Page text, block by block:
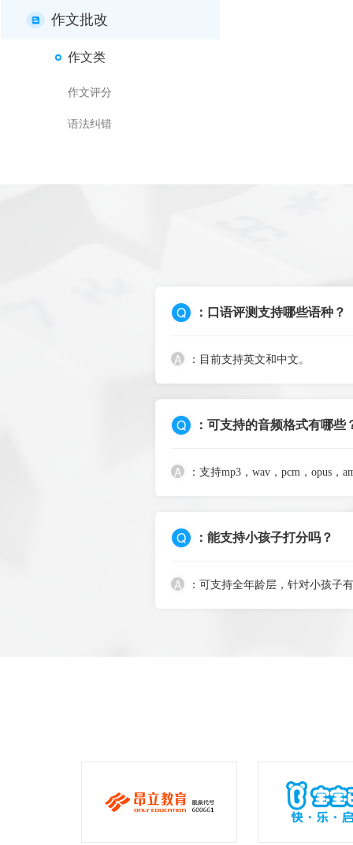
作文批改
作文类
作文评分
语法纠错
Q ：口语评测支持哪些语种？
A ：目前支持英文和中文。
Q ：可支持的音频格式有哪些
A ：支持mp3，wav，pcm，opus，
Q ：能支持小孩子打分吗？
A ：可支持全年龄层，针对小孩子